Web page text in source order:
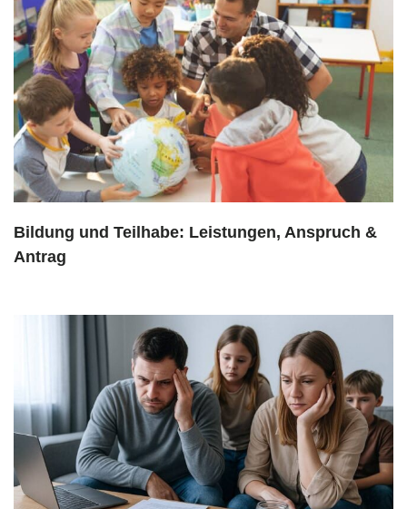
Bildung und Teilhabe: Leistungen, Anspruch &
Antrag